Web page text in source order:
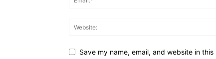
Save my name, email, and website in